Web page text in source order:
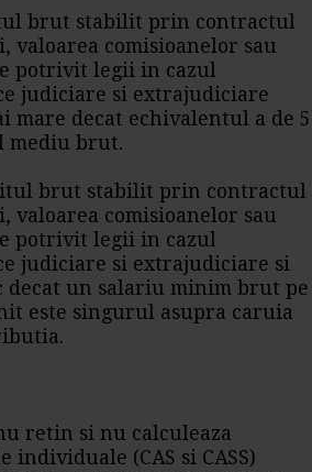
brut stabilit prin contractul
comisioanelor sau
potrivit legii in cazul
judiciare si extrajudiciare
mare decat echivalentul a de 5
mediu brut.
brut stabilit prin contractul
comisioanelor sau
potrivit legii in cazul
judiciare si extrajudiciare si
decat un salariu minim brut pe
este singurul asupra caruia
retin si nu calculeaza
(CAS si CASS)